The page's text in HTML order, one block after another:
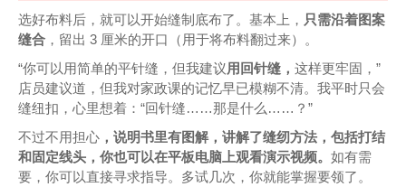
选好布料后，就可以开始缝制底布了。基本上， 只需沿着图案
缝合 ，留出 3 厘米的开口（用于将布料翻过来）。
“你可以用简单的平针缝，但我建议用回针缝， 这样更牢固，”
店员建议道，但我对家政课的记忆早已模糊不清。我平时只会
缝纽扣，心里想着：“回针缝……那是什么……？”
不过不用担心 ，说明书里有图解，讲解了缝纫方法，包括打结
和固定线头，你也可以在平板电脑上观看演示视频。 如有需
要，你可以直接寻求指导。多试几次，你就能掌握要领了。